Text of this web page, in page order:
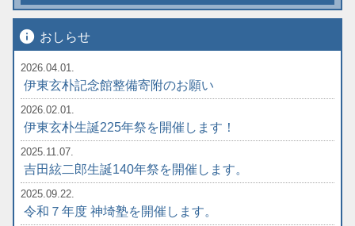
info おしらせ
2026.04.01.
伊東玄朴記念館整備寄附のお願い
2026.02.01.
伊東玄朴生誕225年祭を開催します！
2025.11.07.
吉田絃二郎生誕140年祭を開催します。
2025.09.22.
令和７年度 神埼塾を開催します。